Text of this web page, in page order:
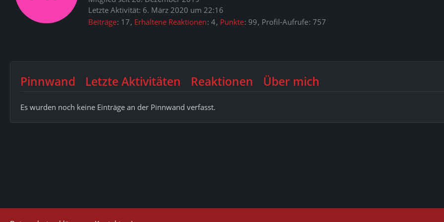
Letzte Aktivität: 6. März 2020 um 22:16
Beiträge 17 Erhaltene Reaktionen 4 Punkte 99 Profil-Aufrufe 757
Pinnwand Letzte Aktivitäten Reaktionen Über mich
Es wurden noch keine Einträge an der Pinnwand verfasst.